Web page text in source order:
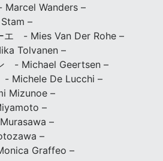
Wanders –
–
エ - Mies Van Der Rohe –
Tolvanen –
- Michael Geertsen –
- Michele De Lucchi –
Mizunoe –
–
–
–
Graffeo –